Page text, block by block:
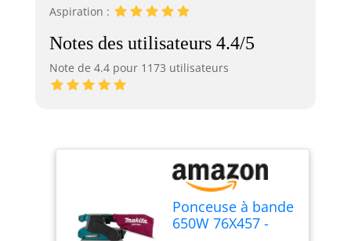
Aspiration :
Notes des utilisateurs 4.4/5
Note de 4.4 pour 1173 utilisateurs
Ponceuse à bande
650W 76X457 -